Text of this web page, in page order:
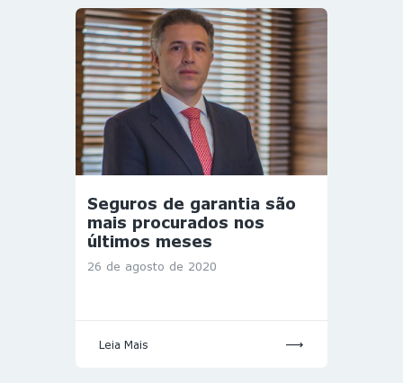
Seguros de garantia são
mais procurados nos
últimos meses
26 de agosto de 2020
Leia Mais